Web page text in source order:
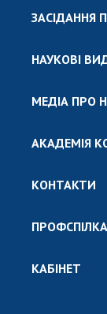
ЗАСІДАННЯ
НАУКОВІ
МЕДІА ПРО
АКАДЕМІЯ
КОНТАКТИ
КАБІНЕТ